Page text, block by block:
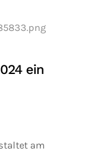
ein
am